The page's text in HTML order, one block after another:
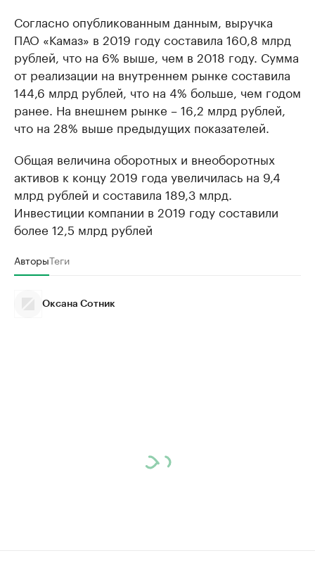
Согласно опубликованным данным, выручка
ПАО «Камаз» в 2019 году составила 160,8 млрд
рублей, что на 6% выше, чем в 2018 году. Сумма
от реализации на внутреннем рынке составила
144,6 млрд рублей, что на 4% больше, чем годом
ранее. На внешнем рынке – 16,2 млрд рублей,
что на 28% выше предыдущих показателей.
Общая величина оборотных и внеоборотных
активов к концу 2019 года увеличилась на 9,4
млрд рублей и составила 189,3 млрд.
Инвестиции компании в 2019 году составили
более 12,5 млрд рублей
АвторыТеги
Оксана Сотник